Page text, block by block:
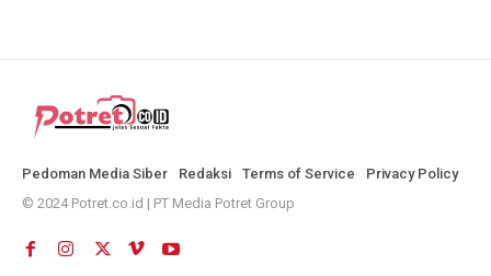
Pedoman Media Siber Redaksi Terms of Service
Privacy Policy
© 2024 Potret.co.id | PT Media Potret Group